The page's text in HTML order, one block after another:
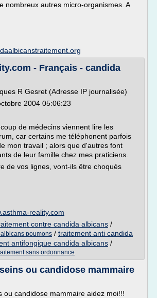
nombreux autres micro-organismes. A
- Français - candida
R Gesret (Adresse IP journalisée)
2004 05:06:23
de médecins viennent lire les
car certains me téléphonent parfois
mon travail ; alors que d'autres font
de leur famille chez mes praticiens.
de vos lignes, vont-ils être choqués
reality.com
contre candida albicans /
poumons / traitement anti candida
antifongique candida albicans /
sans ordonnance
ou candidose mammaire
ou candidose mammaire aidez moi!!!